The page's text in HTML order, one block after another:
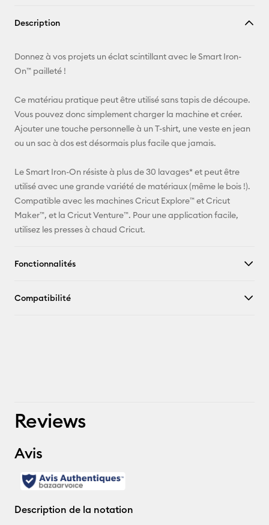
E-mail
Facebook
Description
Donnez à vos projets un éclat scintillant avec le Smart Iron-
On™ pailleté !
Ce matériau pratique peut être utilisé sans tapis de découpe.
Vous pouvez donc simplement charger la machine et créer.
Ajouter une touche personnelle à un T-shirt, une veste en jean
ou un sac à dos est désormais plus facile que jamais.
Le Smart Iron-On résiste à plus de 30 lavages* et peut être
utilisé avec une grande variété de matériaux (même le bois !).
Compatible avec les machines Cricut Explore™ et Cricut
Maker™, et la Cricut Venture™. Pour une application facile,
utilisez les presses à chaud Cricut.
Fonctionnalités
Compatibilité
Reviews